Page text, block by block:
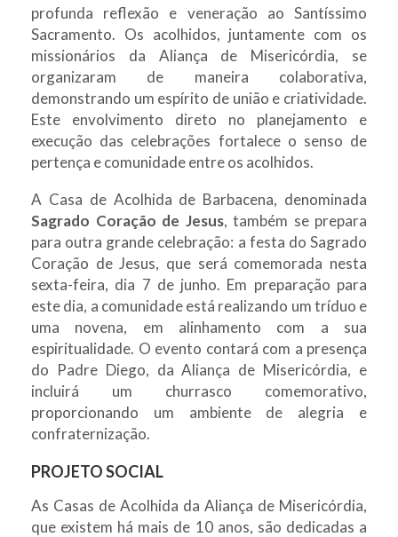
profunda reflexão e veneração ao Santíssimo
Sacramento. Os acolhidos, juntamente com os
missionários da Aliança de Misericórdia, se
organizaram de maneira colaborativa,
demonstrando um espírito de união e criatividade.
Este envolvimento direto no planejamento e
execução das celebrações fortalece o senso de
pertença e comunidade entre os acolhidos.
A Casa de Acolhida de Barbacena, denominada
Sagrado Coração de Jesus, também se prepara
para outra grande celebração: a festa do Sagrado
Coração de Jesus, que será comemorada nesta
sexta-feira, dia 7 de junho. Em preparação para
este dia, a comunidade está realizando um tríduo e
uma novena, em alinhamento com a sua
espiritualidade. O evento contará com a presença
do Padre Diego, da Aliança de Misericórdia, e
incluirá um churrasco comemorativo,
proporcionando um ambiente de alegria e
confraternização.
PROJETO SOCIAL
As Casas de Acolhida da Aliança de Misericórdia,
que existem há mais de 10 anos, são dedicadas a